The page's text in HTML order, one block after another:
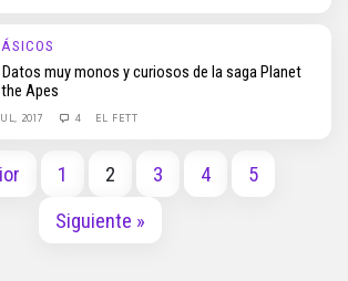
muy monos y curiosos de la saga Planet
Apes
2017 4 EL FETT
1 2 3 4
5
Siguiente »